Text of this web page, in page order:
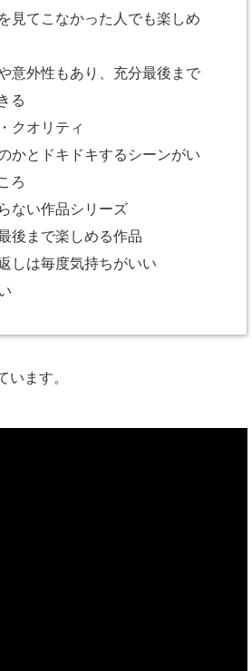
見てこなかった人でも楽しめ
意外性もあり、充分最後まで
る
クオリティ
かとドキドキするシーンがい
ろ
ない作品シリーズ
後まで楽しめる作品
しは毎度気持ちがいい
います。